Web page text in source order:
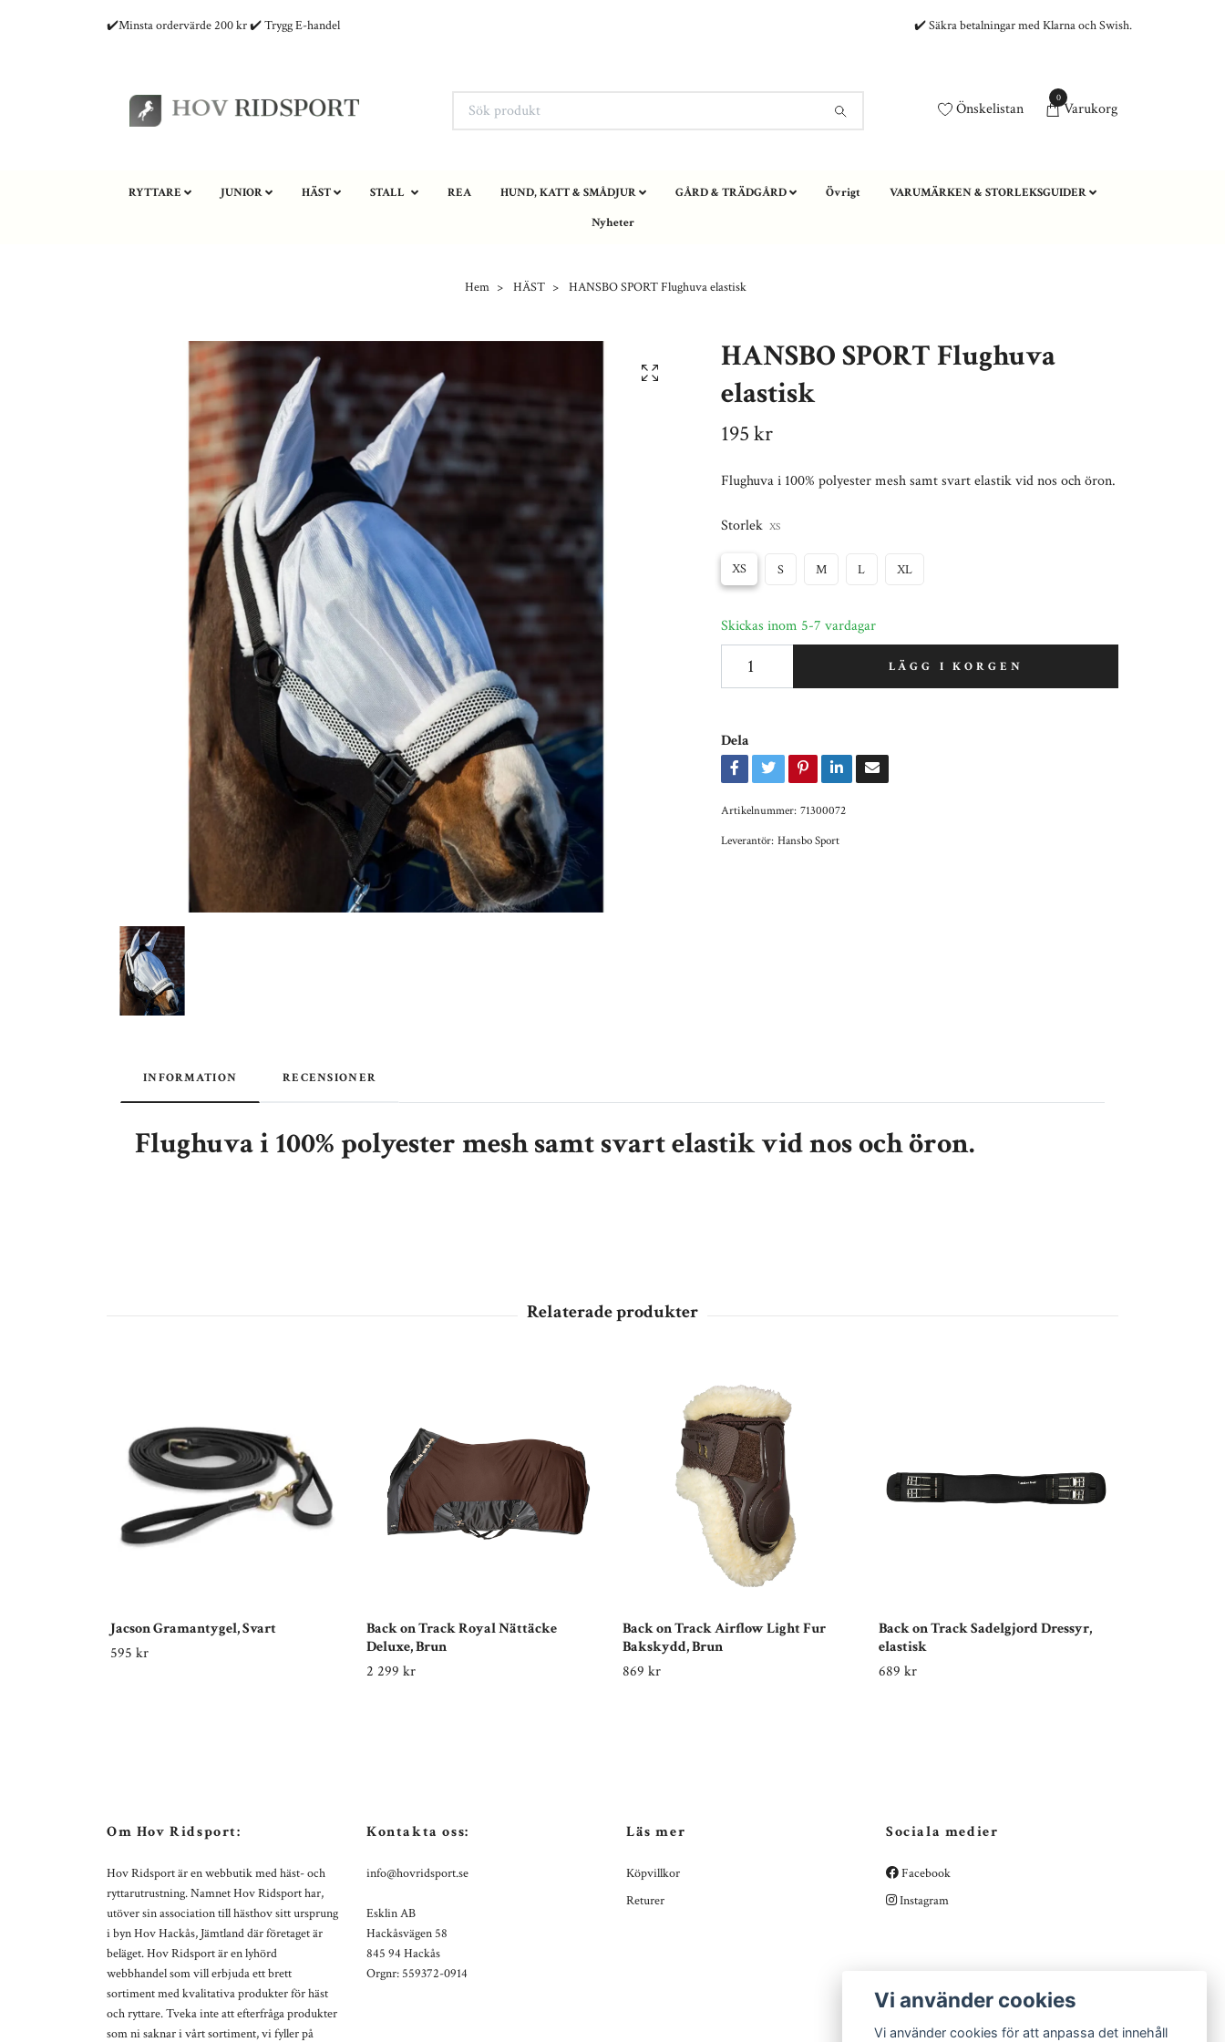
✔️Minsta ordervärde 200 kr ✔️ Trygg E-handel ✔️ Säkra betalningar med Klarna och Swish.
Önskelistan
0
Varukorg
RYTTARE JUNIOR HÄST STALL REA HUND, KATT & SMÅDJUR GÅRD & TRÄDGÅRD Övrigt VARUMÄRKEN & STORLEKSGUIDER
Nyheter
Hem HÄST HANSBO SPORT Flughuva elastisk
HANSBO SPORT Flughuva
elastisk
195 kr
Flughuva i 100% polyester mesh samt svart elastik vid nos och öron.
Storlek XS
XS S M L XL
Skickas inom 5-7 vardagar
LÄGG I KORGEN
Dela
Artikelnummer: 71300072
Leverantör: Hansbo Sport
INFORMATION RECENSIONER
Flughuva i 100% polyester mesh samt svart elastik vid nos och öron.
Jacson Gramantygel, Svart
595 kr
Back on Track Royal Nättäcke
Deluxe, Brun
2 299 kr
Back on Track Airflow Light Fur
Bakskydd, Brun
869 kr
Back on Track Sadelgjord Dressyr,
elastisk
689 kr
Om Hov Ridsport:
Hov Ridsport är en webbutik med häst- och
ryttarutrustning. Namnet Hov Ridsport har,
utöver sin association till hästhov sitt ursprung
i byn Hov Hackås, Jämtland där företaget är
beläget. Hov Ridsport är en lyhörd
webbhandel som vill erbjuda ett brett
sortiment med kvalitativa produkter för häst
och ryttare. Tveka inte att efterfråga produkter
som ni saknar i vårt sortiment, vi fyller på
Kontakta oss:
info@hovridsport.se
Esklin AB
Hackåsvägen 58
845 94 Hackås
Orgnr: 559372-0914
Läs mer
Köpvillkor
Returer
Sociala medier
Facebook
Instagram
Vi använder cookies
Vi använder cookies för att anpassa det innehåll